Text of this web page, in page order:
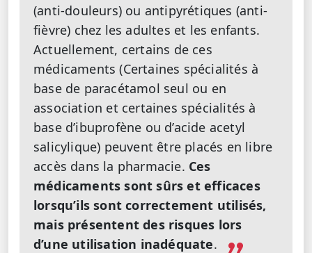
(anti-douleurs) ou antipyrétiques (anti-
fièvre) chez les adultes et les enfants.
Actuellement, certains de ces
médicaments (Certaines spécialités à
base de paracétamol seul ou en
association et certaines spécialités à
base d’ibuprofène ou d’acide acetyl
salicylique) peuvent être placés en libre
accès dans la pharmacie. Ces
médicaments sont sûrs et efficaces
lorsqu’ils sont correctement utilisés,
mais présentent des risques lors
d’une utilisation inadéquate.